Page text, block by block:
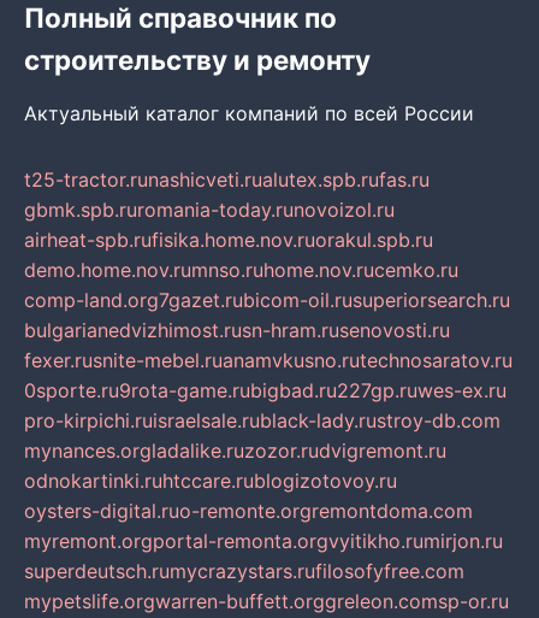
Полный справочник по
строительству и ремонту
Актуальный каталог компаний по всей России
t25-tractor.runashicveti.rualutex.spb.rufas.ru
gbmk.spb.ruromania-today.runovoizol.ru
airheat-spb.rufisika.home.nov.ruorakul.spb.ru
demo.home.nov.rumnso.ruhome.nov.rucemko.ru
comp-land.org7gazet.rubicom-oil.rusuperiorsearch.ru
bulgarianedvizhimost.rusn-hram.rusenovosti.ru
fexer.rusnite-mebel.ruanamvkusno.rutechnosaratov.ru
0sporte.ru9rota-game.rubigbad.ru227gp.ruwes-ex.ru
pro-kirpichi.ruisraelsale.rublack-lady.rustroy-db.com
mynances.orgladalike.ruzozor.rudvigremont.ru
odnokartinki.ruhtccare.rublogizotovoy.ru
oysters-digital.ruo-remonte.orgremontdoma.com
myremont.orgportal-remonta.orgvyitikho.rumirjon.ru
superdeutsch.rumycrazystars.rufilosofyfree.com
mypetslife.orgwarren-buffett.orggreleon.comsp-or.ru